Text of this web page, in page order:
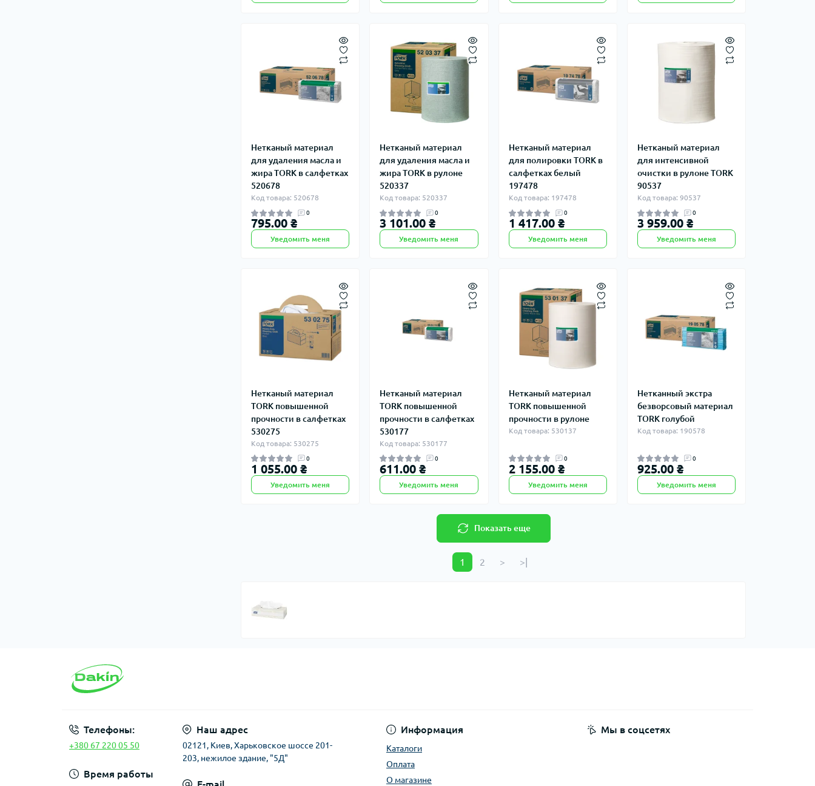
Нетканый материал
для удаления масла и
жира TORK в салфетках
520678
Код товара: 520678
0
795.00 ₴
Уведомить меня
Нетканый материал
для удаления масла и
жира TORK в рулоне
520337
Код товара: 520337
0
3 101.00 ₴
Уведомить меня
Нетканый материал
для полировки TORK в
салфетках белый
197478
Код товара: 197478
0
1 417.00 ₴
Уведомить меня
Нетканый материал
для интенсивной
очистки в рулоне TORK
90537
Код товара: 90537
0
3 959.00 ₴
Уведомить меня
Нетканый материал
TORK повышенной
прочности в салфетках
530275
Код товара: 530275
0
1 055.00 ₴
Уведомить меня
Нетканый материал
TORK повышенной
прочности в салфетках
530177
Код товара: 530177
0
611.00 ₴
Уведомить меня
Нетканый материал
TORK повышенной
прочности в рулоне
Код товара: 530137
0
2 155.00 ₴
Уведомить меня
Нетканный экстра
безворсовый материал
TORK голубой
Код товара: 190578
0
925.00 ₴
Уведомить меня
Показать еще
1 2 > >|
Телефоны:
+380 67 220 05 50
Время работы
Наш адрес
02121, Киев, Харьковское шоссе 201-
203, нежилое здание, "5Д"
Информация
Каталоги
Оплата
О магазине
Мы в соцсетях